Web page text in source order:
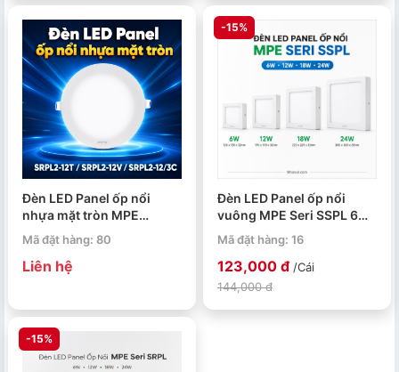
Đèn LED Panel ốp nổi
nhựa mặt tròn MPE
SRPL2-12T/SRPL2-
12V/SRPL2-12/3C 12W
Mã đặt hàng: 80
Liên hệ
-15%
Đèn LED Panel ốp nổi
vuông MPE Seri SSPL 6W
12W 18W 24W
Mã đặt hàng: 16
123,000 đ /Cái
144,000 đ
-15%